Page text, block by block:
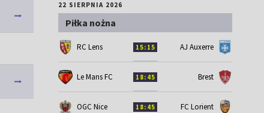
22 SIERPNIA 2026
Piłka nożna
RC Lens 15:15 AJ Auxerre
Le Mans FC 18:45 Brest
OGC Nice 18:45 FC Lorient